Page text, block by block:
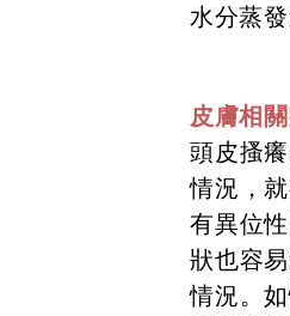
水分蒸
皮膚相
頭皮搔
情況，
有異位
狀也容
情況。如